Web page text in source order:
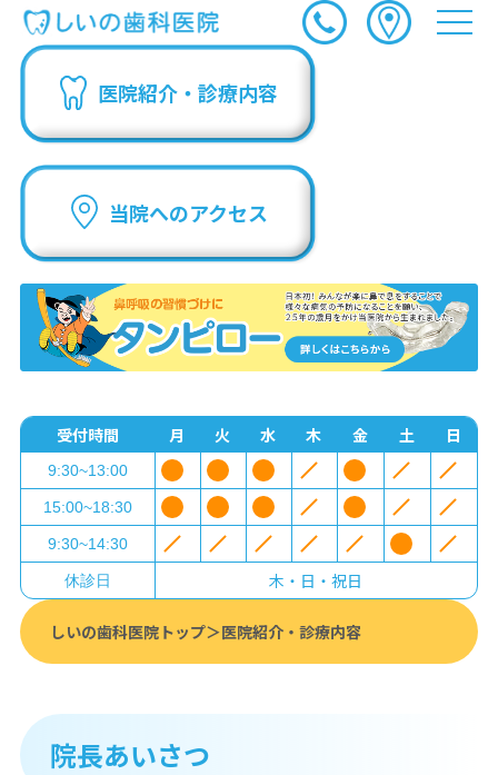
医院紹介・診療内容
当院へのアクセス
受付時間 月 火 水 木 金 土 日
9:30~13:00
15:00~18:30
9:30~14:30
休診日 木・日・祝日
しいの歯科医院トップ 医院紹介・診療内容
院長あいさつ